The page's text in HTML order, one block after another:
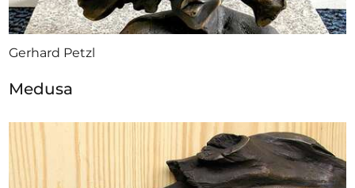
Gerhard Petzl
Medusa